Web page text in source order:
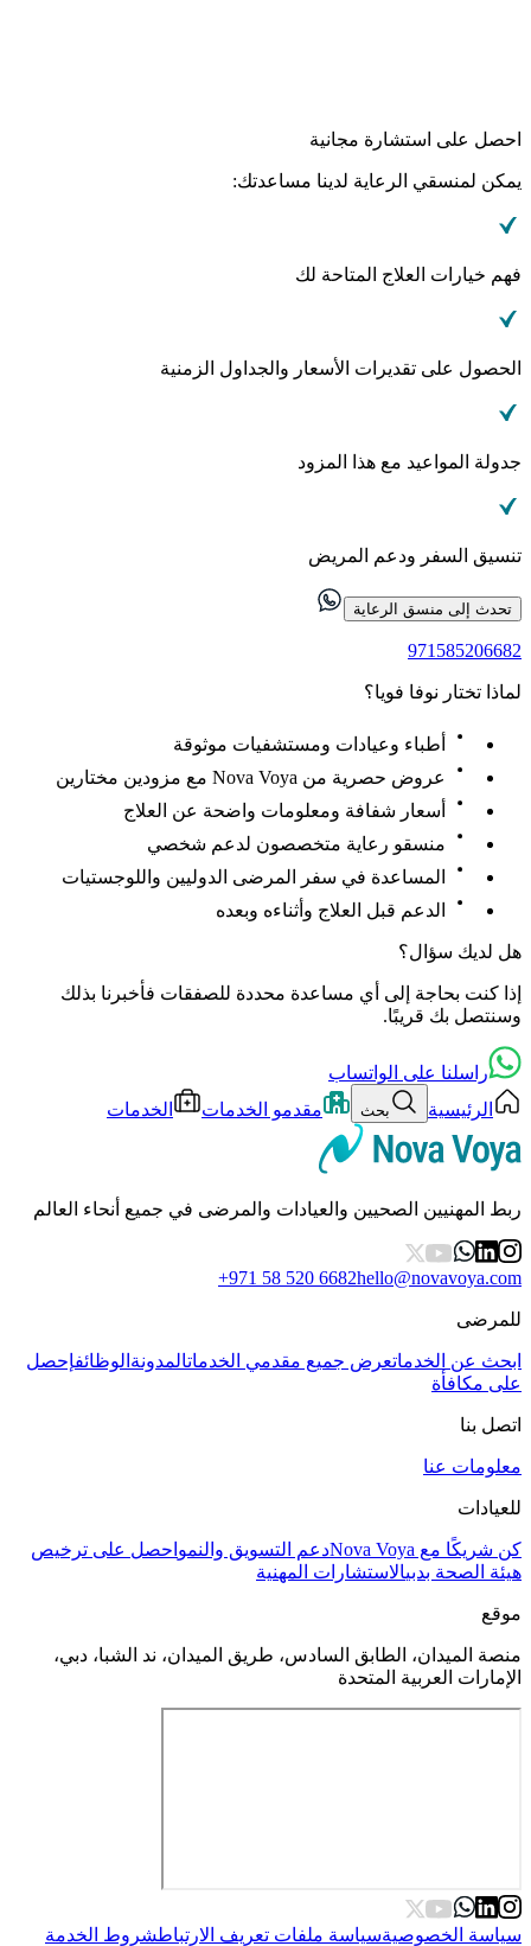
احصل على استشارة مجانية
يمكن لمنسقي الرعاية لدينا مساعدتك:
فهم خيارات العلاج المتاحة لك
الحصول على تقديرات الأسعار والجداول الزمنية
جدولة المواعيد مع هذا المزود
تنسيق السفر ودعم المريض
تحدث إلى منسق الرعاية
971585206682
لماذا تختار نوفا فويا؟
أطباء وعيادات ومستشفيات موثوقة
عروض حصرية من Nova Voya مع مزودين مختارين
أسعار شفافة ومعلومات واضحة عن العلاج
منسقو رعاية متخصصون لدعم شخصي
المساعدة في سفر المرضى الدوليين واللوجستيات
الدعم قبل العلاج وأثناءه وبعده
هل لديك سؤال؟
إذا كنت بحاجة إلى أي مساعدة محددة للصفقات فأخبرنا بذلك
وسنتصل بك قريبًا.
راسلنا على الواتساب
الرئيسية
بحث مقدمو الخدمات الخدمات
ربط المهنيين الصحيين والعيادات والمرضى في جميع أنحاء العالم
hello@novavoya.com
+971 58 520 6682
للمرضى
ابحث عن الخدماتعرض جميع مقدمي الخدماتالمدونة الوظائفإحصل
على مكافأة
اتصل بنا
معلومات عنا
للعيادات
كن شريكًا مع Nova Voya دعم التسويق والنمو احصل على ترخيص
هيئة الصحة بدبيالاستشارات المهنية
موقع
منصة الميدان، الطابق السادس، طريق الميدان، ند الشبا، دبي،
الإمارات العربية المتحدة
سياسة الخصوصيةسياسة ملفات تعريف الارتباطشروط الخدمة